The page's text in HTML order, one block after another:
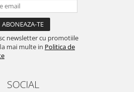
newsletter cu promotiile
mai multe in Politica de
SOCIAL